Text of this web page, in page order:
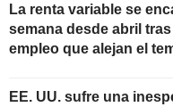
La renta variable se
semana desde abril
empleo que alejan el
EE. UU. sufre una